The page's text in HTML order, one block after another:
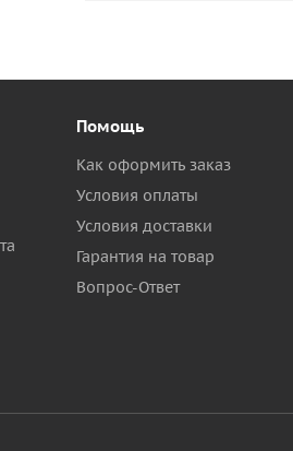
Помощь
Как оформить заказ
Условия оплаты
Условия доставки
Гарантия на товар
Вопрос-Ответ